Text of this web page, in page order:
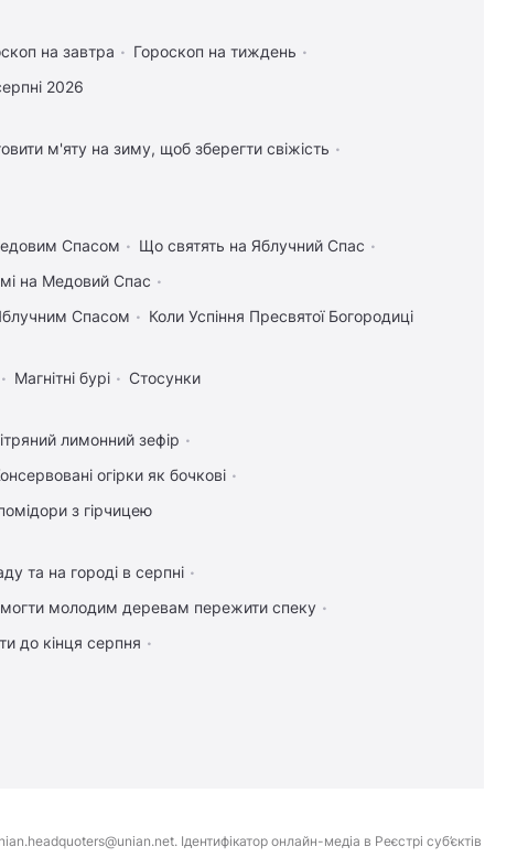
на завтра
Гороскоп на тиждень
2026
м'яту на зиму, щоб зберегти свіжість
Спасом
Що святять на Яблучний Спас
на Медовий Спас
Спасом Коли Успіння Пресвятої Богородиці
Магнітні бурі Стосунки
лимонний зефір
огірки як бочкові
з гірчицею
та на городі в серпні
молодим деревам пережити спеку
до кінця серпня
Ідентифікатор онлайн-медіа в Реєстрі суб’єктів